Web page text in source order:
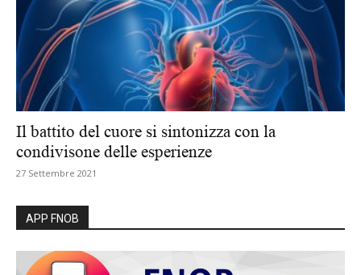
Il battito del cuore si sintonizza con la
condivisone delle esperienze
27 Settembre 2021
APP FNOB